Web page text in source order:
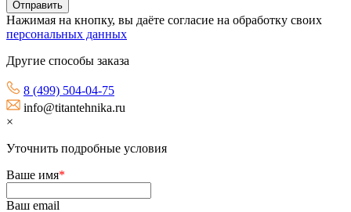
Нажимая на кнопку, вы даёте согласие на обработку своих
персональных данных
Другие способы заказа
8 (499) 504-04-75
info@titantehnika.ru
×
Уточнить подробные условия
Ваше имя*
Ваш email